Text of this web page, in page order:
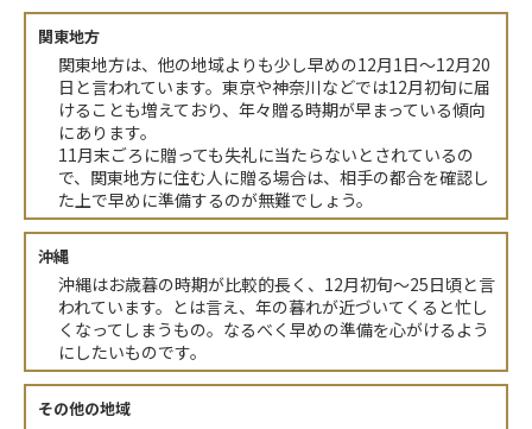
関東地方
関東地方は、他の地域よりも少し早めの12月1日～12月20
日と言われています。東京や神奈川などでは12月初旬に届
けることも増えており、年々贈る時期が早まっている傾向
にあります。
11月末ごろに贈っても失礼に当たらないとされているの
で、関東地方に住む人に贈る場合は、相手の都合を確認し
た上で早めに準備するのが無難でしょう。
沖縄
沖縄はお歳暮の時期が比較的長く、12月初旬～25日頃と言
われています。とは言え、年の暮れが近づいてくると忙し
くなってしまうもの。なるべく早めの準備を心がけるよう
にしたいものです。
その他の地域